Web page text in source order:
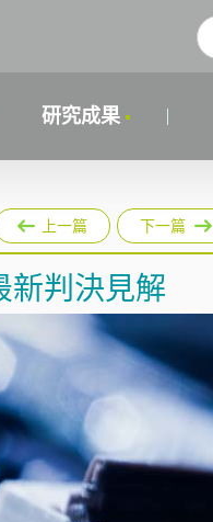
研究成果
上一篇 下一篇
新判決見解